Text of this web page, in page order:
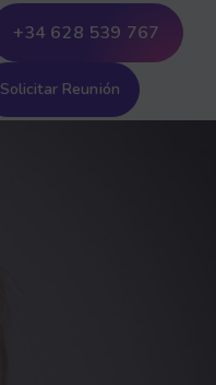
+34 628 539 767
Solicitar Reunión